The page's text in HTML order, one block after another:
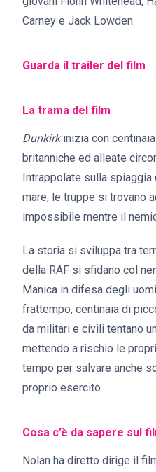
Carney e Jack Lowden.
Guarda il trailer del film
La trama del film
Dunkirkinizia con
britanniche ed alleate
Intrappolate sulla
mare, le truppe si trovano
impossibile mentre il
La storia si sviluppa tra
della RAF si sfidano col
Manica in difesa degli
frattempo, centinaia di
da militari e civili tentano
mettendo a rischio le
tempo per salvare anche
proprio esercito.
Cosa c’è da sapere sul
Nolan ha diretto dirige il